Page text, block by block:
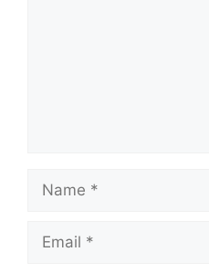
Name
Email